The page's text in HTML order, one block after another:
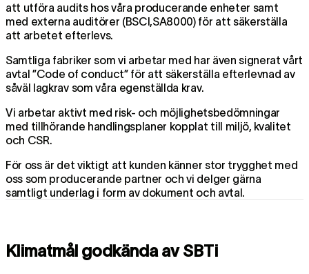
att utföra audits hos våra producerande enheter samt
med externa auditörer (BSCI,SA8000) för att säkerställa
att arbetet efterlevs.
Samtliga fabriker som vi arbetar med har även signerat vårt
avtal ”Code of conduct” för att säkerställa efterlevnad av
såväl lagkrav som våra egenställda krav.
Vi arbetar aktivt med risk- och möjlighetsbedömningar
med tillhörande handlingsplaner kopplat till miljö, kvalitet
och CSR.
För oss är det viktigt att kunden känner stor trygghet med
oss som producerande partner och vi delger gärna
samtligt underlag i form av dokument och avtal.
Klimatmål godkända av SBTi